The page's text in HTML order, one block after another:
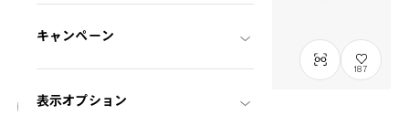
キャンペーン
表示オプション
187